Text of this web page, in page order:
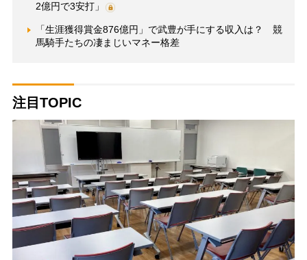
2億円で3安打」
「生涯獲得賞金876億円」で武豊が手にする収入は？ 競
馬騎手たちの凄まじいマネー格差
注目TOPIC